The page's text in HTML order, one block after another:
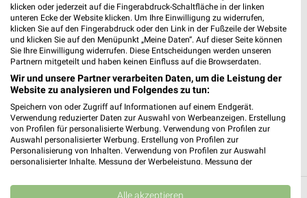
mbH Dresden
Bautzner Straße 45/47
01099 Dresden
163,78 km
Filmnächte am Elbufer Dresden
Königsufer
01097 Dresden
164,42 km
klicken oder jederzeit auf die Fingerabdruck-Schaltfläche in der linken
unteren Ecke der Website klicken. Um Ihre Einwilligung zu widerrufen,
klicken Sie auf den Fingerabdruck oder den Link in der Fußzeile der Website
und klicken Sie auf den Menüpunkt „Meine Daten“. Auf dieser Seite können
Sie Ihre Einwilligung widerrufen. Diese Entscheidungen werden unseren
Partnern mitgeteilt und haben keinen Einfluss auf die Browserdaten.
Wir und unsere Partner verarbeiten Daten, um die Leistung der
Website zu analysieren und Folgendes zu tun:
Speichern von oder Zugriff auf Informationen auf einem Endgerät.
Verwendung reduzierter Daten zur Auswahl von Werbeanzeigen. Erstellung
von Profilen für personalisierte Werbung. Verwendung von Profilen zur
Auswahl personalisierter Werbung. Erstellung von Profilen zur
Personalisierung von Inhalten. Verwendung von Profilen zur Auswahl
personalisierter Inhalte. Messung der Werbeleistung. Messung der
Kombinationen von Daten aus verschiedenen Quellen. Entwicklung und
Verbesserung der Angebote. Verwendung reduzierter Daten zur Auswahl
Alle akzeptieren